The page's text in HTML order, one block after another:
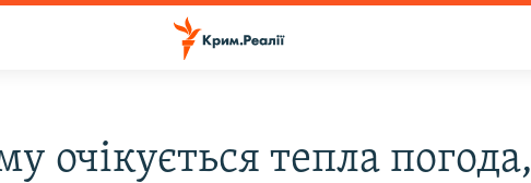
очікується тепла погода,